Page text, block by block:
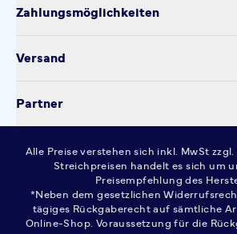
Produktsicherheit
Kontakt
Datenschutz
Widerrufsrecht
AGB
FAQ
Zahlungsmöglichkeiten
Versand
Partner
Alle Preise verstehen sich inkl. MwSt
Streichpreisen handelt es sich um
Preisempfehlung des
*Neben dem gesetzlichen
tägiges Rückgaberecht auf sämtliche
Online-Shop. Voraussetzung für die